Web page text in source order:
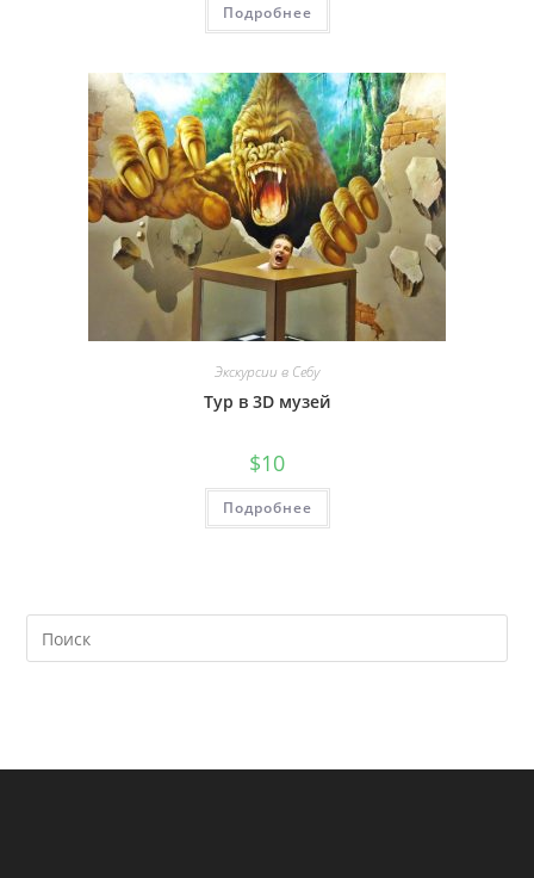
Подробнее
Экскурсии в Себу
Тур в 3D музей
$10
Подробнее